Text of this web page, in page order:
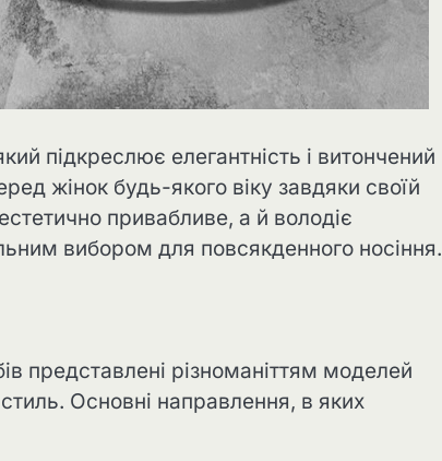
підкреслює елегантність і витончений
жінок будь-якого віку завдяки своїй
привабливе, а й володіє
вибором для повсякденного носіння.
представлені різноманіттям моделей
Основні направлення, в яких